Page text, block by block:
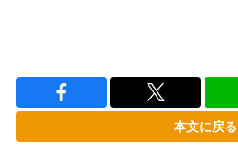
本文に戻る